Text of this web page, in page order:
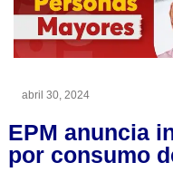
abril 30, 2024
EPM anuncia
por consumo